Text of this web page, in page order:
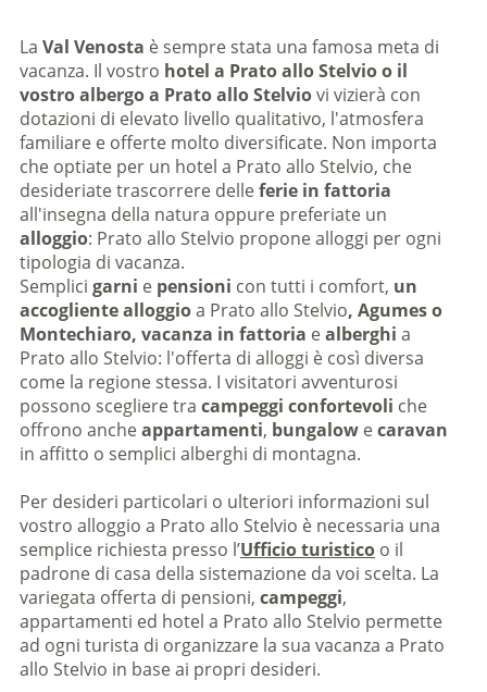
La Val Venosta è sempre stata una famosa meta di
vacanza. Il vostro hotel a Prato allo Stelvio o il
vostro albergo a Prato allo Stelviovi vizierà con
dotazioni di elevato livello qualitativo, l'atmosfera
familiare e offerte molto diversificate. Non importa
che optiate per un hotel a Prato allo Stelvio, che
desideriate trascorrere delleferie in fattoria
all'insegna della natura oppure preferiate un
alloggio: Prato allo Stelvio propone alloggi per ogni
tipologia di vacanza.
Semplici garni e pensioni con tutti i comfort, un
accogliente alloggioa Prato allo Stelvio, Agumes o
Montechiaro, vacanza in fattoria ealberghi a
Prato allo Stelvio: l'offerta di alloggi è così diversa
come la regione stessa. I visitatori avventurosi
possono scegliere tra campeggi confortevoli che
offrono ancheappartamenti, bungalowecaravan
in affitto o semplici alberghi di montagna.
Per desideri particolari o ulteriori informazioni sul
vostro alloggio a Prato allo Stelvio è necessaria una
semplice richiesta presso l’Ufficio turistico o il
padrone di casa della sistemazione da voi scelta. La
variegata offerta di pensioni, campeggi,
appartamenti ed hotel a Prato allo Stelvio permette
ad ogni turista di organizzare la sua vacanza a Prato
allo Stelvio in base ai propri desideri.